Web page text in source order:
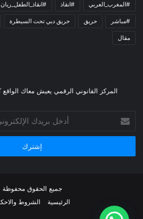
#المغرب_العربي #انقاذ #انقاذ_الطفل_ريان
#مباشر حريق حريق دبي تحت السيطرة
مقال
المركز القانوني الرقمي يعيش معاك الواقع
أدخل
بريدك
الإلكتروني
جميع الحقوق محفوظة
الرئيسية
الشروط